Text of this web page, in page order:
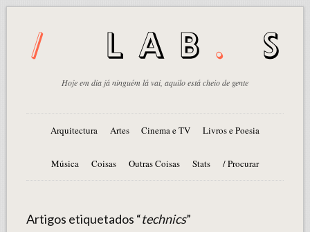
Hoje em dia já ninguém lá vai, aquilo está cheio de gente
Arquitectura Artes Cinema e TV Livros e Poesia
Música Coisas Outras Coisas Stats / Procurar
Artigos etiquetados “technics”